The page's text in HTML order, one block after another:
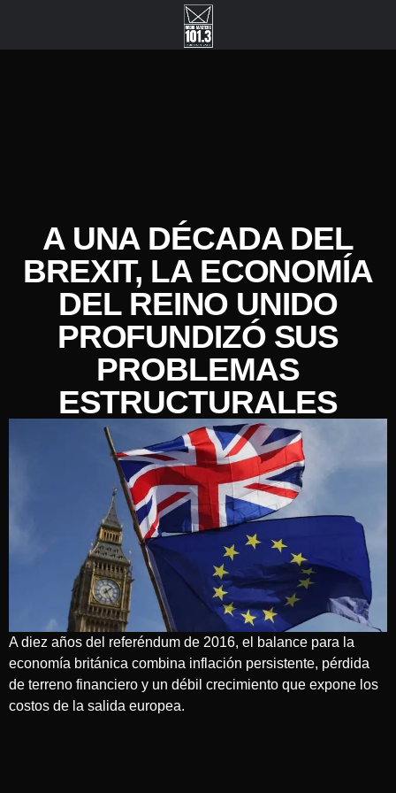
A UNA DÉCADA DEL
BREXIT, LA ECONOMÍA
DEL REINO UNIDO
PROFUNDIZÓ SUS
PROBLEMAS
ESTRUCTURALES
A diez años del referéndum de 2016, el balance para la
economía británica combina inflación persistente, pérdida
de terreno financiero y un débil crecimiento que expone los
costos de la salida europea.